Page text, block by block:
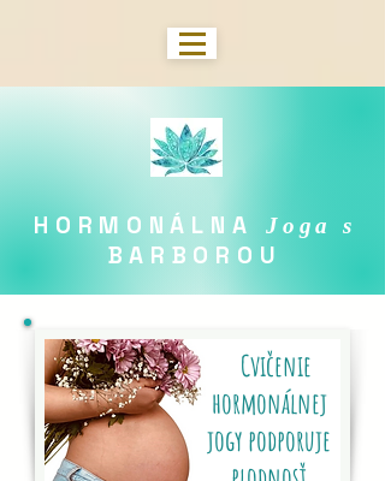
HORMONÁLNA Joga s
BARBOROU
Cvičenie
hormonálnej
jogy podporuje